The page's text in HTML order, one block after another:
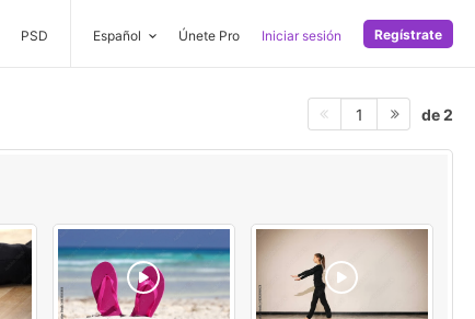
PSD Español Únete Pro Iniciar sesión Regístrate
1 de 2